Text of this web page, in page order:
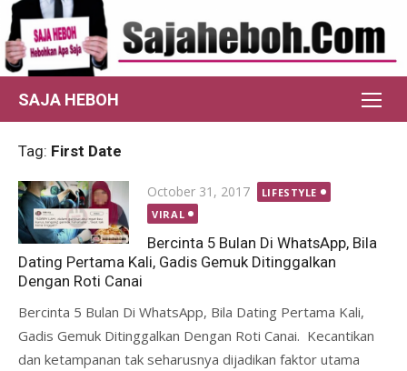
Skip
to
content
SAJA HEBOH
Tag: First Date
Posted
on
October 31, 2017
LIFESTYLE
VIRAL
Bercinta 5 Bulan Di WhatsApp, Bila
Dating Pertama Kali, Gadis Gemuk Ditinggalkan
Dengan Roti Canai
Bercinta 5 Bulan Di WhatsApp, Bila Dating Pertama Kali,
Gadis Gemuk Ditinggalkan Dengan Roti Canai. Kecantikan
dan ketampanan tak seharusnya dijadikan faktor utama